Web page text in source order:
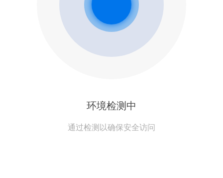
环境检测中
通过检测以确保安全访问